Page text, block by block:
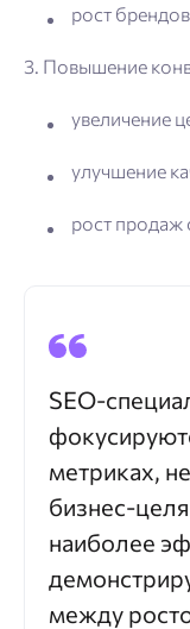
рост
3. Повышение
увеличение
улучшение
рост продаж
SEO-
метриках,
бизнес-
наиболее
между